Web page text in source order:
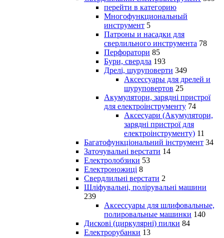
перейти в категорию
Многофункциональный
инструмент 5
Патроны и насадки для
сверлильного инструмента 78
Перфоратори 85
Бури, свердла 193
Дрелі, шуруповерти 349
Аксессуары для дрелей и
шуруповертов 25
Акумулятори, зарядні пристрої
для електроінструменту 74
Аксесуари (Акумулятори,
зарядні пристрої для
електроінструменту) 11
Багатофункціональний інструмент 34
Заточувальні верстати 14
Електролобзики 53
Електроножиці 8
Свердлильні верстати 2
Шліфувальні, полірувальні машини
239
Аксессуары для шлифовальные,
полировальные машинки 140
Дискові (циркулярні) пилки 84
Електрорубанки 13